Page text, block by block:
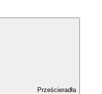
Prześcieradła